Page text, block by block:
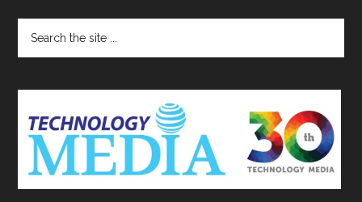
the